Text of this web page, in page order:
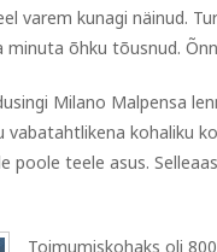
varem kunagi näinud.
õhku tõusnud.
Milano Malpensa
kohaliku
poole teele asus.
Toimumiskohaks oli